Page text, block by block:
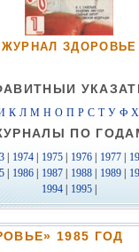
ЖУРНАЛ ЗДОРОВЬЕ
К Л М Н О П Р С Т У Ф Х
ПО
1974 1975 1976 1977
1986 1987 1988 1989
1994
1995
1985 ГОД